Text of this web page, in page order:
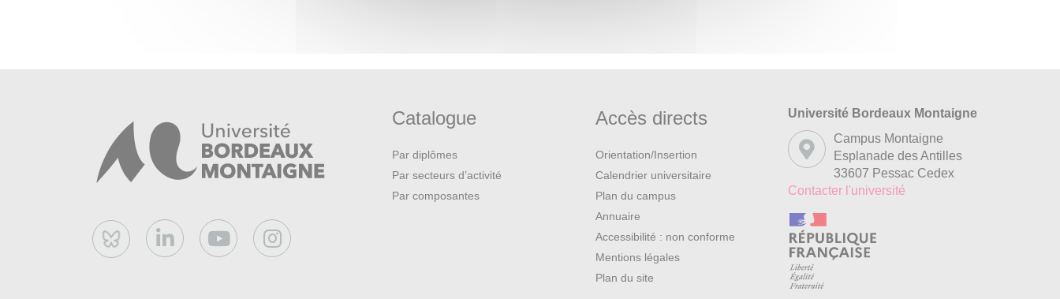
Bluesky
Catalogue
Par diplômes
Par secteurs d’activité
Par composantes
Accès directs
Orientation/Insertion
Calendrier universitaire
Plan du campus
Annuaire
Accessibilité : non conforme
Mentions légales
Plan du site
Université Bordeaux Montaigne
Campus Montaigne
Esplanade des Antilles
33607 Pessac Cedex
Contacter l'université